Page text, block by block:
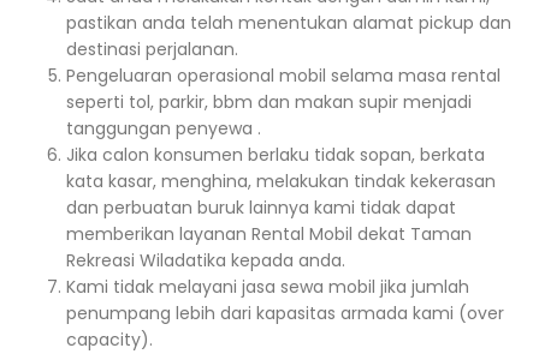
pastikan anda telah menentukan alamat pickup dan
destinasi perjalanan.
Pengeluaran operasional mobil selama masa rental
seperti tol, parkir, bbm dan makan supir menjadi
tanggungan penyewa .
Jika calon konsumen berlaku tidak sopan, berkata
kata kasar, menghina, melakukan tindak kekerasan
dan perbuatan buruk lainnya kami tidak dapat
memberikan layanan Rental Mobil dekat Taman
Rekreasi Wiladatika kepada anda.
Kami tidak melayani jasa sewa mobil jika jumlah
penumpang lebih dari kapasitas armada kami (over
capacity).